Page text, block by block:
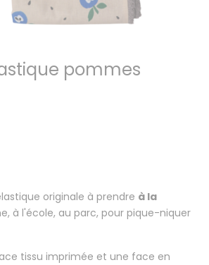
pommes
originale à prendre à la
à l'école, au parc, pour pique-niquer
tissu imprimée et une face en